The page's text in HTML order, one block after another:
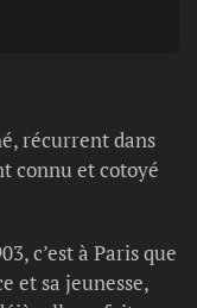
récurrent dans
connu et cotoyé
c’est à Paris que
et sa jeunesse,